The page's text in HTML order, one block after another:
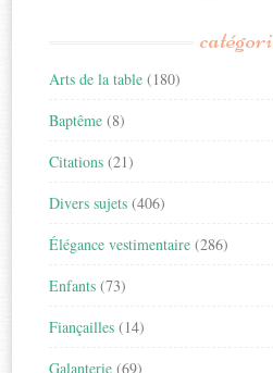
Arts de la table (180)
Baptême (8)
Citations (21)
Divers sujets (406)
Élégance vestimentaire (286)
Enfants (73)
Fiançailles (14)
Galanterie (69)